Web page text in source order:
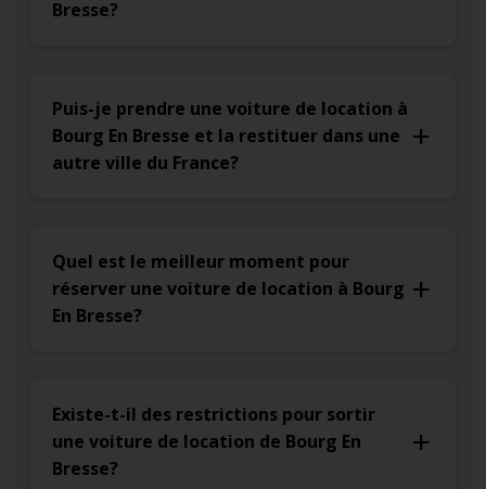
Bresse?
Puis-je prendre une voiture de location à
Bourg En Bresse et la restituer dans une
autre ville du France?
Quel est le meilleur moment pour
réserver une voiture de location à Bourg
En Bresse?
Existe-t-il des restrictions pour sortir
une voiture de location de Bourg En
Bresse?